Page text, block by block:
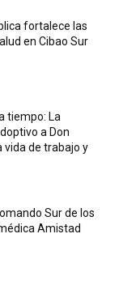
fortalece las
en Cibao Sur
tiempo: La
a Don
vida de trabajo y
Sur de los
Amistad